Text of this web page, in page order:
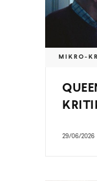
MIKRO-
29/06/2026